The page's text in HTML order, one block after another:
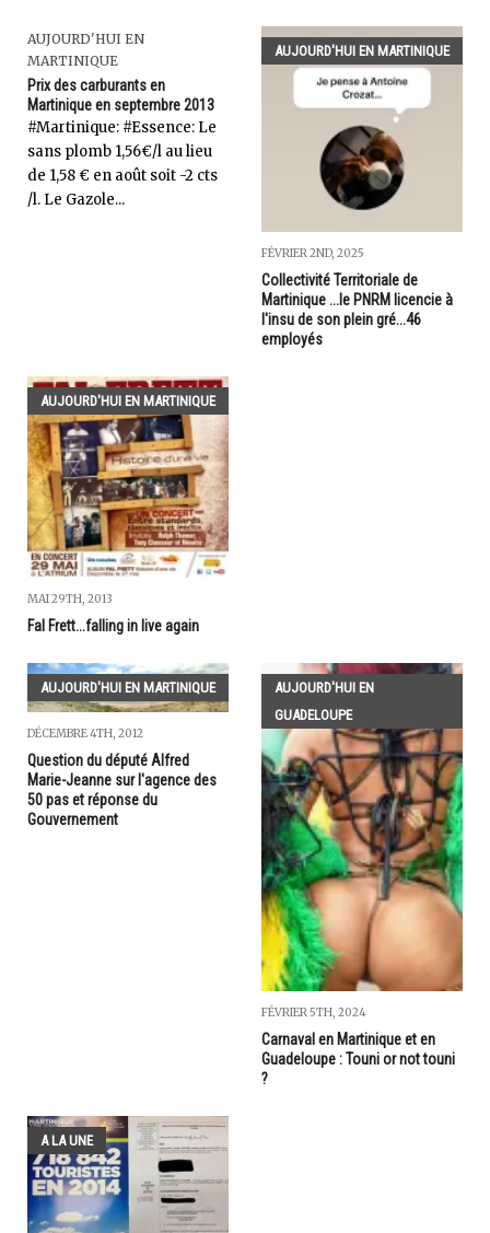
AUJOURD'HUI EN
MARTINIQUE
Prix des carburants en
Martinique en septembre 2013
‎#Martinique: #Essence: Le
sans plomb 1,56€/l au lieu
de 1,58 € en août soit -2 cts
/l. Le Gazole...
AUJOURD'HUI EN MARTINIQUE
FÉVRIER 2ND, 2025
Collectivité Territoriale de
Martinique ...le PNRM licencie à
l'insu de son plein gré...46
employés
AUJOURD'HUI EN MARTINIQUE
MAI 29TH, 2013
Fal Frett...falling in live again
AUJOURD'HUI EN MARTINIQUE
DÉCEMBRE 4TH, 2012
Question du député Alfred
Marie-Jeanne sur l'agence des
50 pas et réponse du
Gouvernement
AUJOURD'HUI EN
GUADELOUPE
FÉVRIER 5TH, 2024
Carnaval en Martinique et en
Guadeloupe : Touni or not touni
?
A LA UNE